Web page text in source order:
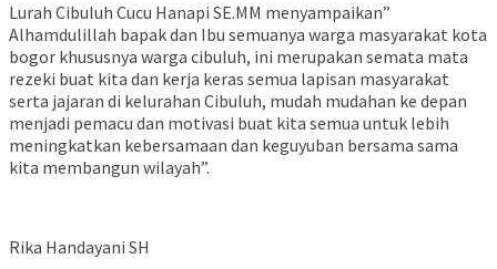
Lurah Cibuluh Cucu Hanapi SE.MM menyampaikan”
Alhamdulillah bapak dan Ibu semuanya warga masyarakat kota
bogor khususnya warga cibuluh, ini merupakan semata mata
rezeki buat kita dan kerja keras semua lapisan masyarakat
serta jajaran di kelurahan Cibuluh, mudah mudahan ke depan
menjadi pemacu dan motivasi buat kita semua untuk lebih
meningkatkan kebersamaan dan keguyuban bersama sama
kita membangun wilayah”.
Rika Handayani SH